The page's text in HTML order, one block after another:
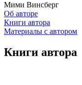
Мими Винсберг
Об авторе
Книги автора
Материалы с автором
Книги автора